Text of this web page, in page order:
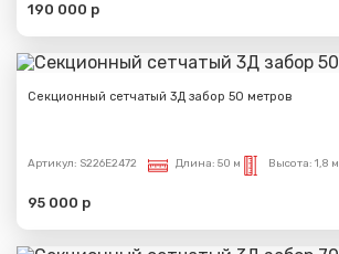
190 000 р
Секционный сетчатый 3Д забор 50 метров
Артикул: S226E2472 Длина: 50 м Высота: 1,8 м
95 000 р